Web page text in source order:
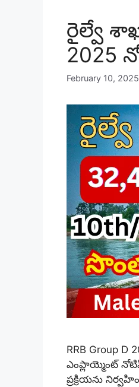
రైల్వే
2025
February 10, 2025
RRB Group D
ఎంప్లాయ్మెంట్
ప్రక్రియను